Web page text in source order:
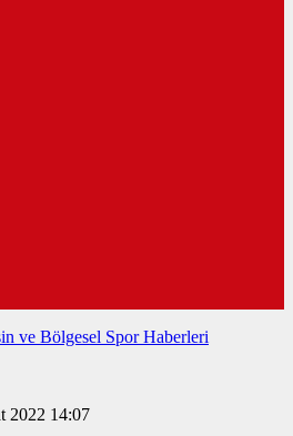
ve Bölgesel Spor Haberleri
2022 14:07